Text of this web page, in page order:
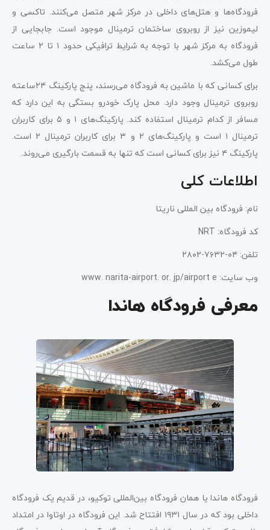
فرودگاه‌ها و هتل‌های داخلی در مرکز شهر متصل می‌کنند. تاکسی و
لیموزین نیز از روبروی ساختمان ترمینال موجود است. جابجایی از
فرودگاه به مرکز شهر با توجه به شرایط ترافیکی حدود ۱ تا ۲ ساعت
طول می‌کشد.
برای کسانی که با ماشین به فرودگاه می‌رسند، پنج پارکینگ ۲۴ساعته
روبروی ترمینال وجود دارد. محل پارک خودرو بستگی به این دارد که
مسافر از کدام ترمینال استفاده کند. پارکینگ‌های ۱ و ۵ برای کاربران
ترمینال ۱ است و پارکینگ‌های ۲ و ۳ برای کاربران ترمینال ۲ است.
پارکینگ ۴ نیز برای کسانی است که تنها به قسمت بارگیری می‌روند.
اطلاعات کلی
نام: فرودگاه بین المللی ناریتا
کد فرودگاه: NRT
تلفن: ۰۴-۷۶۳۲-۲۸۰۲
وب سایت: www. narita-airport. or. jp/airport e
معرفی فرودگاه هاندا
فرودگاه هاندا یا همان فرودگاه بین‌المللی توکیو، در قدیم یک فرودگاه
داخلی بود که در سال ۱۹۳۱ افتتاح شد. این فرودگاه در اوتاوا در امتداد